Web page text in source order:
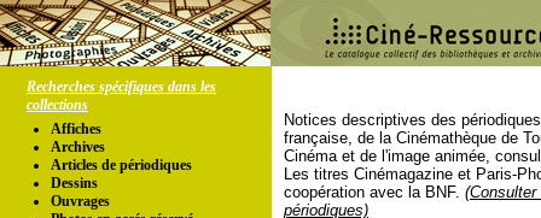
Recherches spécifiques dans les
collections
Affiches
Archives
Articles de périodiques
Dessins
Ouvrages
Notices descriptives des
française, de la Cinémathèque de
Cinéma et de l'image animée,
Les titres Cinémagazine et Paris-
coopération avec la BNF.
périodiques)